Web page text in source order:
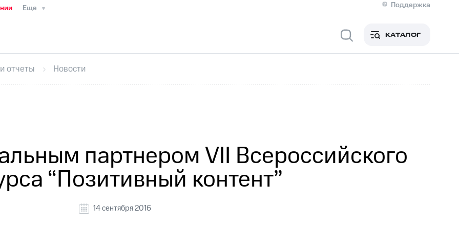
Еще
Поддержка
Медиа-центр
ИнтервьюФинансовая отчетностьКонтактыНовости в регионе
секретарьРаскрытие информации
кабинет акционераАкционерный капиталКонтроль и аудитРынок акций
КАТАЛОГ
отчеты Новости
партнером VII Всероссийского
“Позитивный контент”
14 сентября 2016